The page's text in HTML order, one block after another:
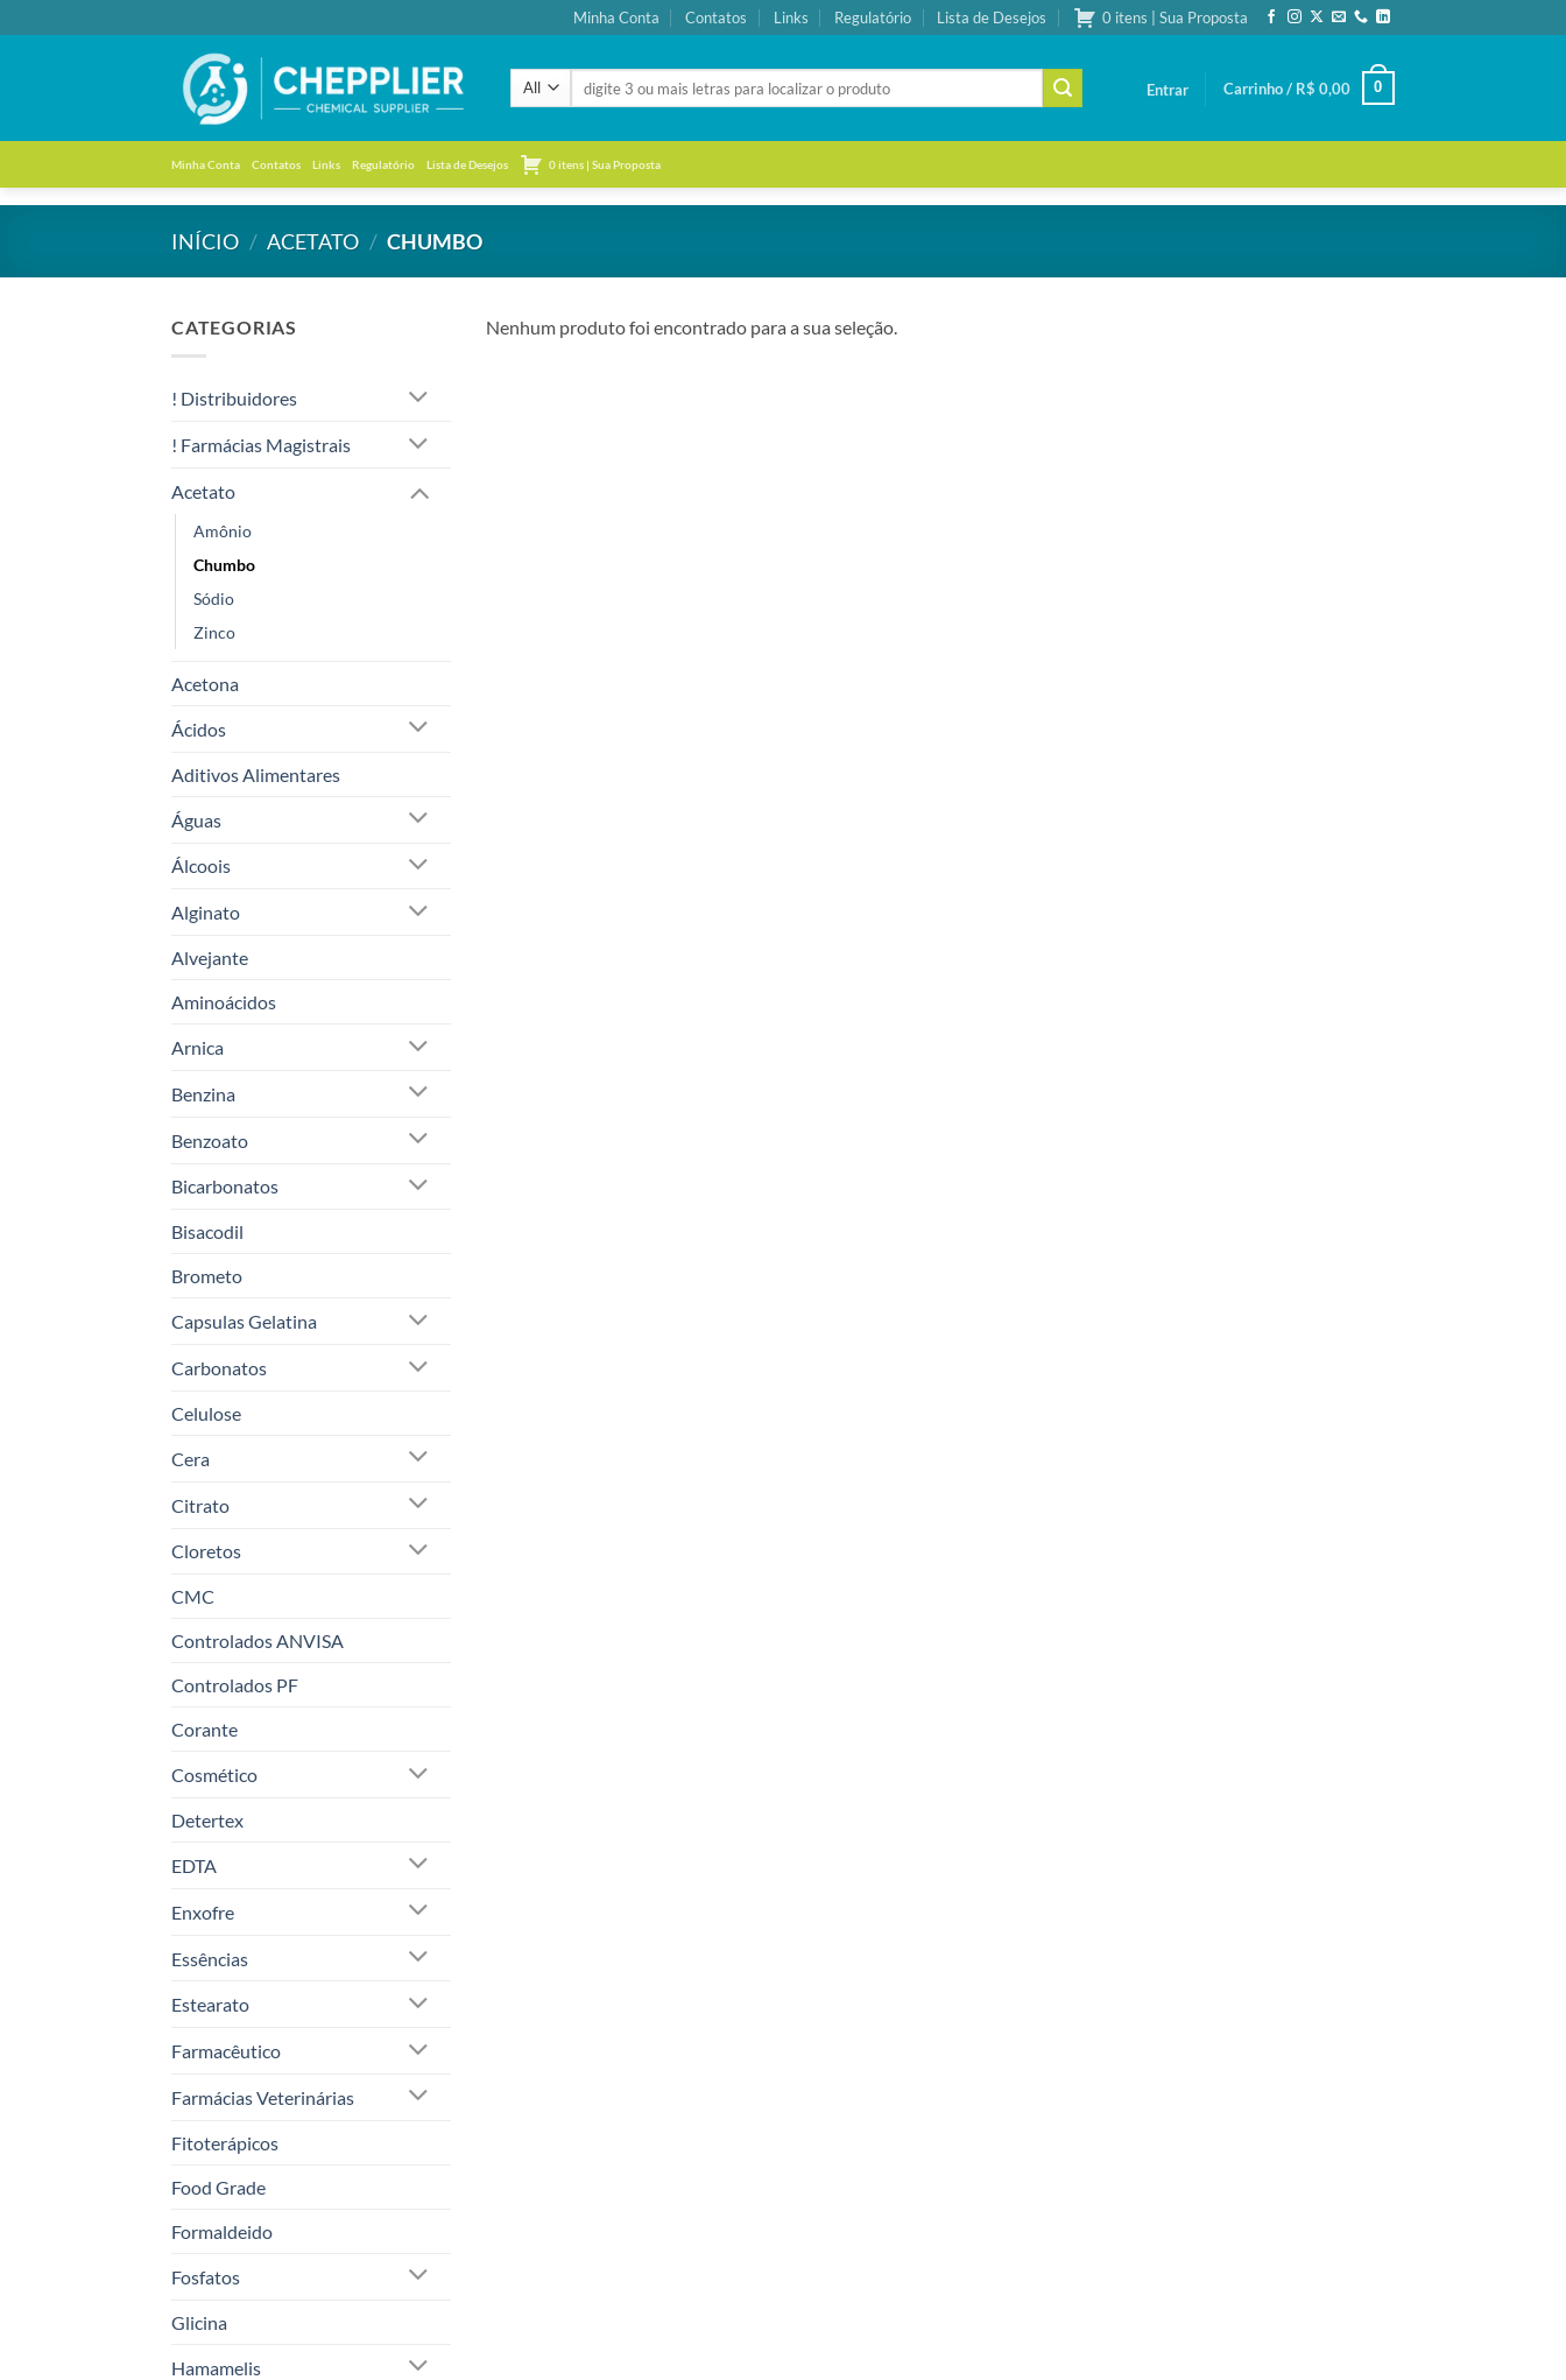
to
Minha Conta Contatos Links Regulatório Lista de Desejos 0 itens | Sua Proposta
por:
Entrar Carrinho / R$ 0,00 0
Minha Conta Contatos Links Regulatório Lista de Desejos 0 itens | Sua Proposta
INÍCIO / ACETATO / CHUMBO
CATEGORIAS
! Distribuidores
! Farmácias Magistrais
Acetato
Amônio
Chumbo
Sódio
Zinco
Acetona
Ácidos
Aditivos Alimentares
Águas
Álcoois
Alginato
Alvejante
Aminoácidos
Arnica
Benzina
Benzoato
Bicarbonatos
Bisacodil
Brometo
Capsulas Gelatina
Carbonatos
Celulose
Cera
Citrato
Cloretos
CMC
Controlados ANVISA
Controlados PF
Corante
Cosmético
Detertex
EDTA
Enxofre
Essências
Estearato
Farmacêutico
Farmácias Veterinárias
Fitoterápicos
Food Grade
Formaldeido
Fosfatos
Glicina
Hamamelis
Nenhum produto foi encontrado para a sua seleção.